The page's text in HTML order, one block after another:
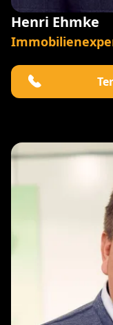
Henri Ehmke